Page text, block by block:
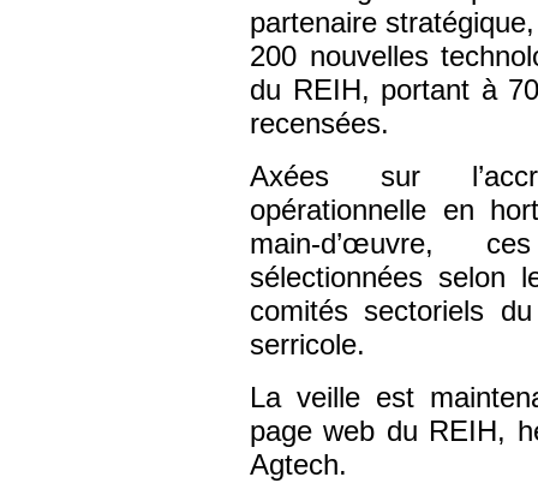
partenaire
200 nouvelles
du REIH, portant à
recensées.
Axées sur
opérationnelle en
main-d’œuvre,
sélectionnées selon
comités sectoriels
serricole.
La veille est
page web du REIH,
Agtech.